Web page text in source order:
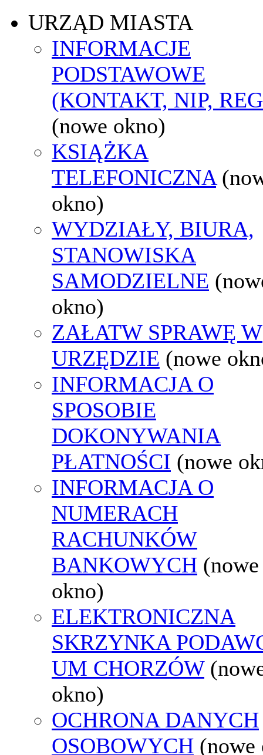
URZĄD MIASTA
INFORMACJE
PODSTAWOWE
(KONTAKT, NIP,
(nowe okno)
KSIĄŻKA
TELEFONICZNA
okno)
WYDZIAŁY, BIURA,
STANOWISKA
SAMODZIELNE
okno)
ZAŁATW SPRAWĘ W
URZĘDZIE (nowe
INFORMACJA O
SPOSOBIE
DOKONYWANIA
PŁATNOŚCI (nowe
INFORMACJA O
NUMERACH
RACHUNKÓW
BANKOWYCH (nowe
okno)
ELEKTRONICZNA
SKRZYNKA
UM CHORZÓW
okno)
OCHRONA DANYCH
OSOBOWYCH (nowe